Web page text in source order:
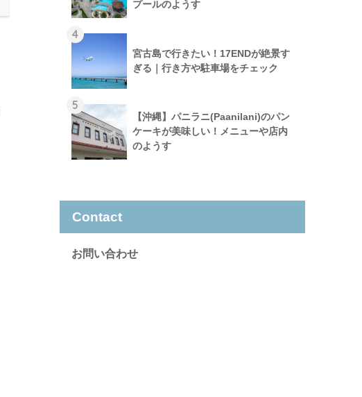
プールのようす
4
宮古島で行きたい！17ENDが絶景す
ぎる｜行き方や駐車場をチェック
5
【沖縄】パニラニ(Paanilani)のパン
ケーキが美味しい！メニューや店内
のようす
Contact
お問い合わせ